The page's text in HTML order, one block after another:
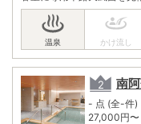
南
- 点 (全-件)
27,000円〜